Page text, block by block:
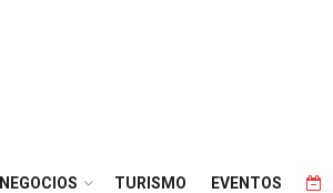
NEGOCIOS TURISMO EVENTOS